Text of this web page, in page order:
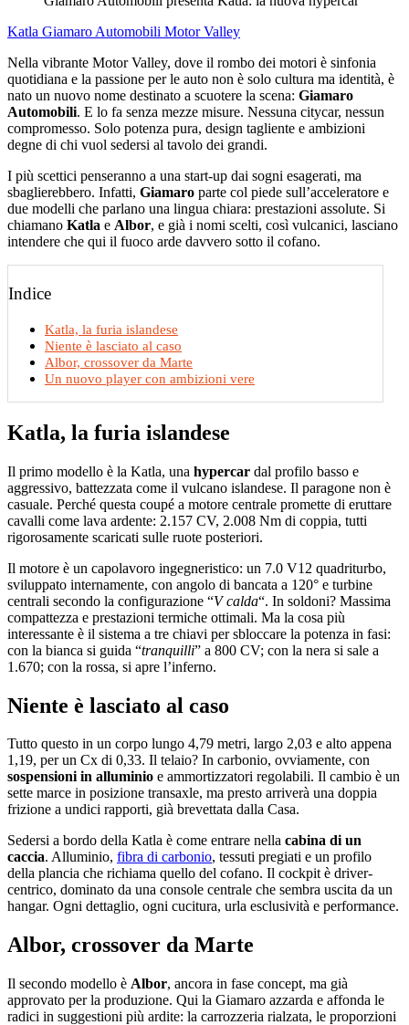
Katla Giamaro Automobili Motor Valley
Nella vibrante Motor Valley, dove il rombo dei motori è sinfonia
quotidiana e la passione per le auto non è solo cultura ma identità, è
nato un nuovo nome destinato a scuotere la scena: Giamaro
Automobili. E lo fa senza mezze misure. Nessuna citycar, nessun
compromesso. Solo potenza pura, design tagliente e ambizioni
degne di chi vuol sedersi al tavolo dei grandi.
I più scettici penseranno a una start-up dai sogni esagerati, ma
sbaglierebbero. Infatti, Giamaro parte col piede sull’acceleratore e
due modelli che parlano una lingua chiara: prestazioni assolute. Si
chiamano Katla e Albor, e già i nomi scelti, così vulcanici, lasciano
intendere che qui il fuoco arde davvero sotto il cofano.
Indice
Katla, la furia islandese
Niente è lasciato al caso
Albor, crossover da Marte
Un nuovo player con ambizioni vere
Katla, la furia islandese
Il primo modello è la Katla, una hypercar dal profilo basso e
aggressivo, battezzata come il vulcano islandese. Il paragone non è
casuale. Perché questa coupé a motore centrale promette di eruttare
cavalli come lava ardente: 2.157 CV, 2.008 Nm di coppia, tutti
rigorosamente scaricati sulle ruote posteriori.
Il motore è un capolavoro ingegneristico: un 7.0 V12 quadriturbo,
sviluppato internamente, con angolo di bancata a 120° e turbine
centrali secondo la configurazione “V calda“. In soldoni? Massima
compattezza e prestazioni termiche ottimali. Ma la cosa più
interessante è il sistema a tre chiavi per sbloccare la potenza in fasi:
con la bianca si guida “tranquilli” a 800 CV; con la nera si sale a
1.670; con la rossa, si apre l’inferno.
Niente è lasciato al caso
Tutto questo in un corpo lungo 4,79 metri, largo 2,03 e alto appena
1,19, per un Cx di 0,33. Il telaio? In carbonio, ovviamente, con
sospensioni in alluminio e ammortizzatori regolabili. Il cambio è un
sette marce in posizione transaxle, ma presto arriverà una doppia
frizione a undici rapporti, già brevettata dalla Casa.
Sedersi a bordo della Katla è come entrare nella cabina di un
caccia. Alluminio, fibra di carbonio, tessuti pregiati e un profilo
della plancia che richiama quello del cofano. Il cockpit è driver-
centrico, dominato da una console centrale che sembra uscita da un
hangar. Ogni dettaglio, ogni cucitura, urla esclusività e performance.
Albor, crossover da Marte
Il secondo modello è Albor, ancora in fase concept, ma già
approvato per la produzione. Qui la Giamaro azzarda e affonda le
radici in suggestioni più ardite: la carrozzeria rialzata, le proporzioni